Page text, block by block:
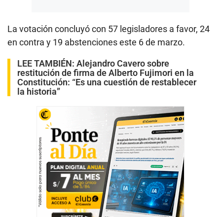
La votación concluyó con 57 legisladores a favor, 24
en contra y 19 abstenciones este 6 de marzo.
LEE TAMBIÉN: Alejandro Cavero sobre
restitución de firma de Alberto Fujimori en la
Constitución: “Es una cuestión de restablecer
la historia”